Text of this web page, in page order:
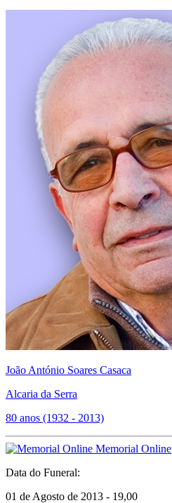
João António Soares Casaca
Alcaria da Serra
80 anos (1932 - 2013)
Memorial Online
Data do Funeral:
01 de Agosto de 2013 - 19,00